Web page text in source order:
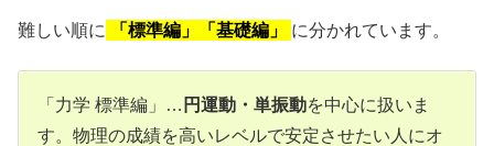
難しい順に 「標準編」「基礎編」 に分かれています。
「力学 標準編」… 円運動・単振動を中心に扱いま
す。物理の成績を高いレベルで安定させたい人にオ